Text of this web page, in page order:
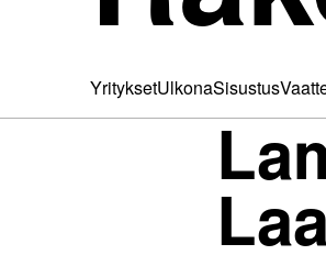
YrityksetUlkonaSisustus